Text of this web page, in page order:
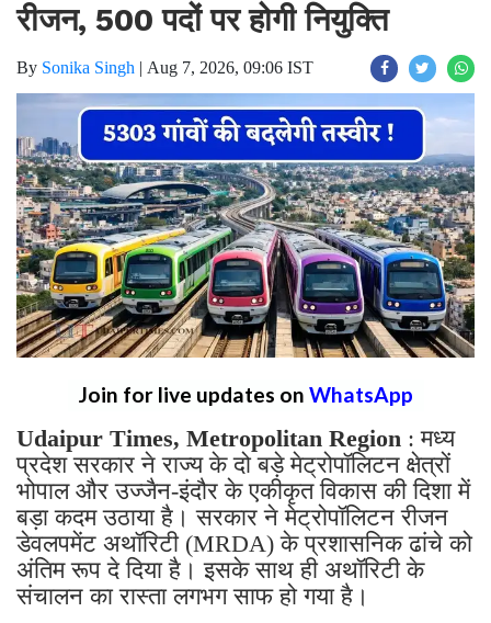
रीजन, 500 पदों पर होगी नियुक्ति
By Sonika Singh | Aug 7, 2026, 09:06 IST
Join for live updates on WhatsApp
Udaipur Times, Metropolitan Region : मध्य
प्रदेश सरकार ने राज्य के दो बड़े मेट्रोपॉलिटन क्षेत्रों
भोपाल और उज्जैन-इंदौर के एकीकृत विकास की दिशा में
बड़ा कदम उठाया है। सरकार ने मेट्रोपॉलिटन रीजन
डेवलपमेंट अथॉरिटी (MRDA) के प्रशासनिक ढांचे को
अंतिम रूप दे दिया है। इसके साथ ही अथॉरिटी के
संचालन का रास्ता लगभग साफ हो गया है।